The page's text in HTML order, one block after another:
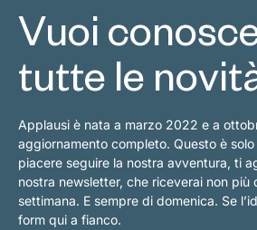
Vuoi
tutte le
Applausi è nata a marzo 2022 e a
aggiornamento completo. Questo è solo
piacere seguire la nostra avventura, ti
nostra newsletter, che riceverai non più
settimana. E sempre di domenica. Se
form qui a fianco.